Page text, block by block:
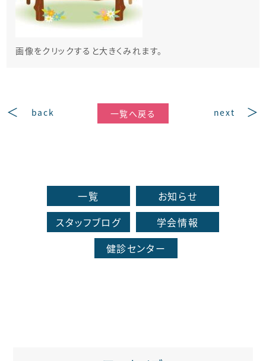
画像をクリックすると大きくみれます。
back 一覧へ戻る next
一覧
お知らせ
スタッフブログ
学会情報
健診センター